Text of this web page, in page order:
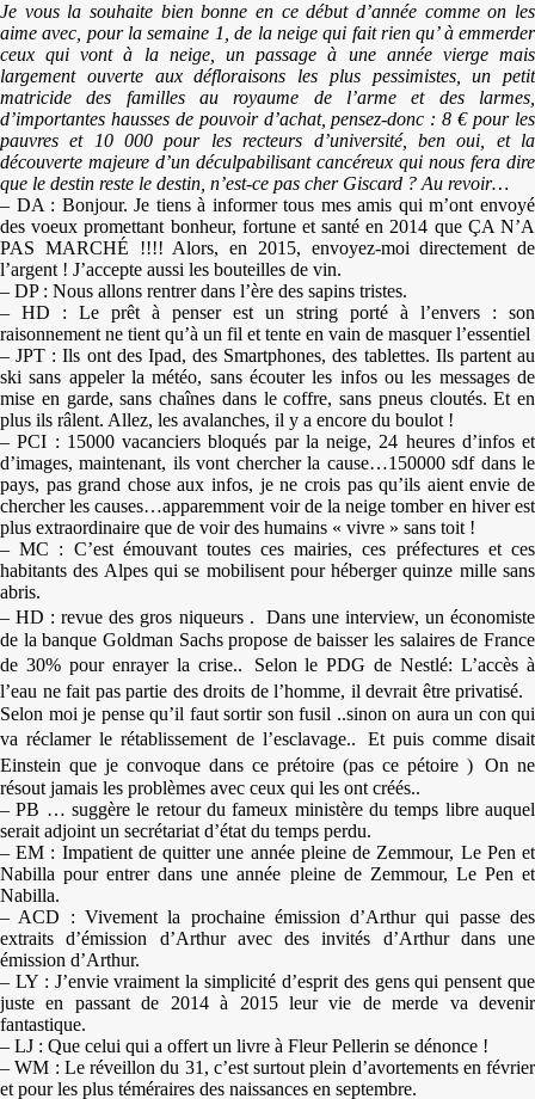
Je vous la souhaite bien bonne en ce début d’année comme on les
aime avec, pour la semaine 1, de la neige qui fait rien qu’ à emmerder
ceux qui vont à la neige, un passage à une année vierge mais
largement ouverte aux défloraisons les plus pessimistes, un petit
matricide des familles au royaume de l’arme et des larmes,
d’importantes hausses de pouvoir d’achat, pensez-donc : 8 € pour les
pauvres et 10 000 pour les recteurs d’université, ben oui, et la
découverte majeure d’un déculpabilisant cancéreux qui nous fera dire
que le destin reste le destin, n’est-ce pas cher Giscard ? Au revoir…
– DA : Bonjour. Je tiens à informer tous mes amis qui m’ont envoyé
des voeux promettant bonheur, fortune et santé en 2014 que ÇA N’A
PAS MARCHÉ !!!! Alors, en 2015, envoyez-moi directement de
l’argent ! J’accepte aussi les bouteilles de vin.
– DP : Nous allons rentrer dans l’ère des sapins tristes.
– HD : Le prêt à penser est un string porté à l’envers : son
raisonnement ne tient qu’à un fil et tente en vain de masquer l’essentiel
– JPT : Ils ont des Ipad, des Smartphones, des tablettes. Ils partent au
ski sans appeler la météo, sans écouter les infos ou les messages de
mise en garde, sans chaînes dans le coffre, sans pneus cloutés. Et en
plus ils râlent. Allez, les avalanches, il y a encore du boulot !
– PCI : 15000 vacanciers bloqués par la neige, 24 heures d’infos et
d’images, maintenant, ils vont chercher la cause…150000 sdf dans le
pays, pas grand chose aux infos, je ne crois pas qu’ils aient envie de
chercher les causes…apparemment voir de la neige tomber en hiver est
plus extraordinaire que de voir des humains « vivre » sans toit !
– MC : C’est émouvant toutes ces mairies, ces préfectures et ces
habitants des Alpes qui se mobilisent pour héberger quinze mille sans
abris.
– HD : revue des gros niqueurs . Dans une interview, un économiste
de la banque Goldman Sachs propose de baisser les salaires de France
de 30% pour enrayer la crise.. Selon le PDG de Nestlé: L’accès à
l’eau ne fait pas partie des droits de l’homme, il devrait être privatisé.
Selon moi je pense qu’il faut sortir son fusil ..sinon on aura un con qui
va réclamer le rétablissement de l’esclavage.. Et puis comme disait
Einstein que je convoque dans ce prétoire (pas ce pétoire ) On ne
résout jamais les problèmes avec ceux qui les ont créés..
– PB … suggère le retour du fameux ministère du temps libre auquel
serait adjoint un secrétariat d’état du temps perdu.
– EM : Impatient de quitter une année pleine de Zemmour, Le Pen et
Nabilla pour entrer dans une année pleine de Zemmour, Le Pen et
Nabilla.
– ACD : Vivement la prochaine émission d’Arthur qui passe des
extraits d’émission d’Arthur avec des invités d’Arthur dans une
émission d’Arthur.
– LY : J’envie vraiment la simplicité d’esprit des gens qui pensent que
juste en passant de 2014 à 2015 leur vie de merde va devenir
fantastique.
– LJ : Que celui qui a offert un livre à Fleur Pellerin se dénonce !
– WM : Le réveillon du 31, c’est surtout plein d’avortements en février
et pour les plus téméraires des naissances en septembre.